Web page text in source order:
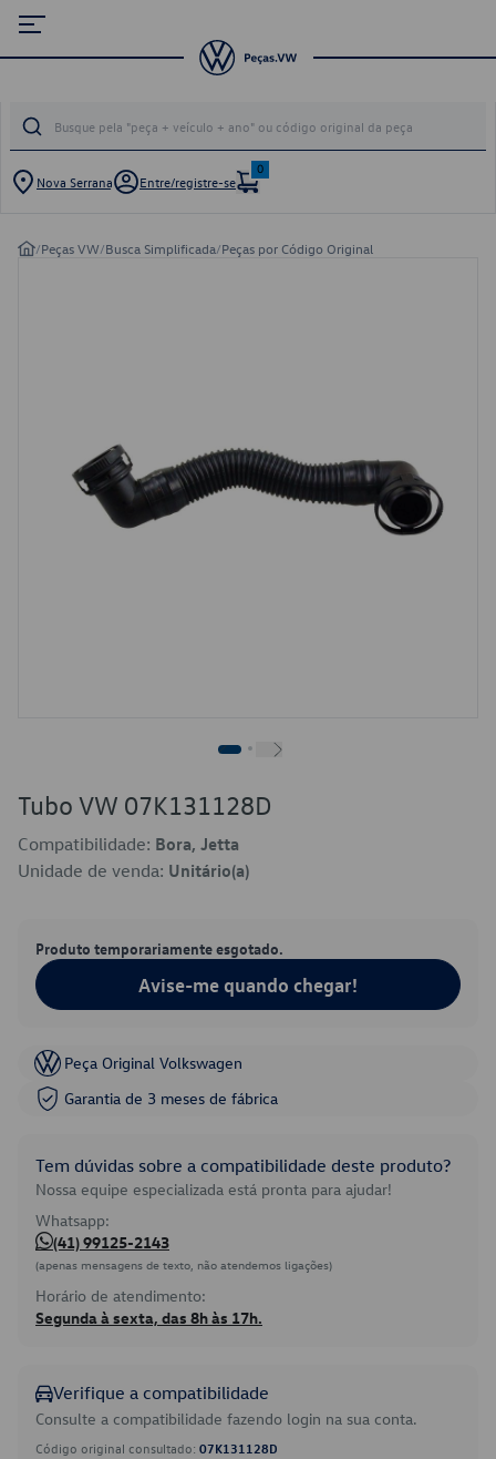
Nova Serrana Entre/registre-se
0
/Peças VW/Busca Simplificada/Peças por Código Original
Tubo VW 07K131128D
Compatibilidade: Bora, Jetta
Unidade de venda: Unitário(a)
Produto temporariamente esgotado.
Avise-me quando chegar!
Peça Original Volkswagen
Garantia de 3 meses de fábrica
Tem dúvidas sobre a compatibilidade deste produto?
Nossa equipe especializada está pronta para ajudar!
Whatsapp:
(41) 99125-2143
(apenas mensagens de texto, não atendemos ligações)
Horário de atendimento:
Segunda à sexta, das 8h às 17h.
Verifique a compatibilidade
Consulte a compatibilidade fazendo login na sua conta.
Código original consultado: 07K131128D